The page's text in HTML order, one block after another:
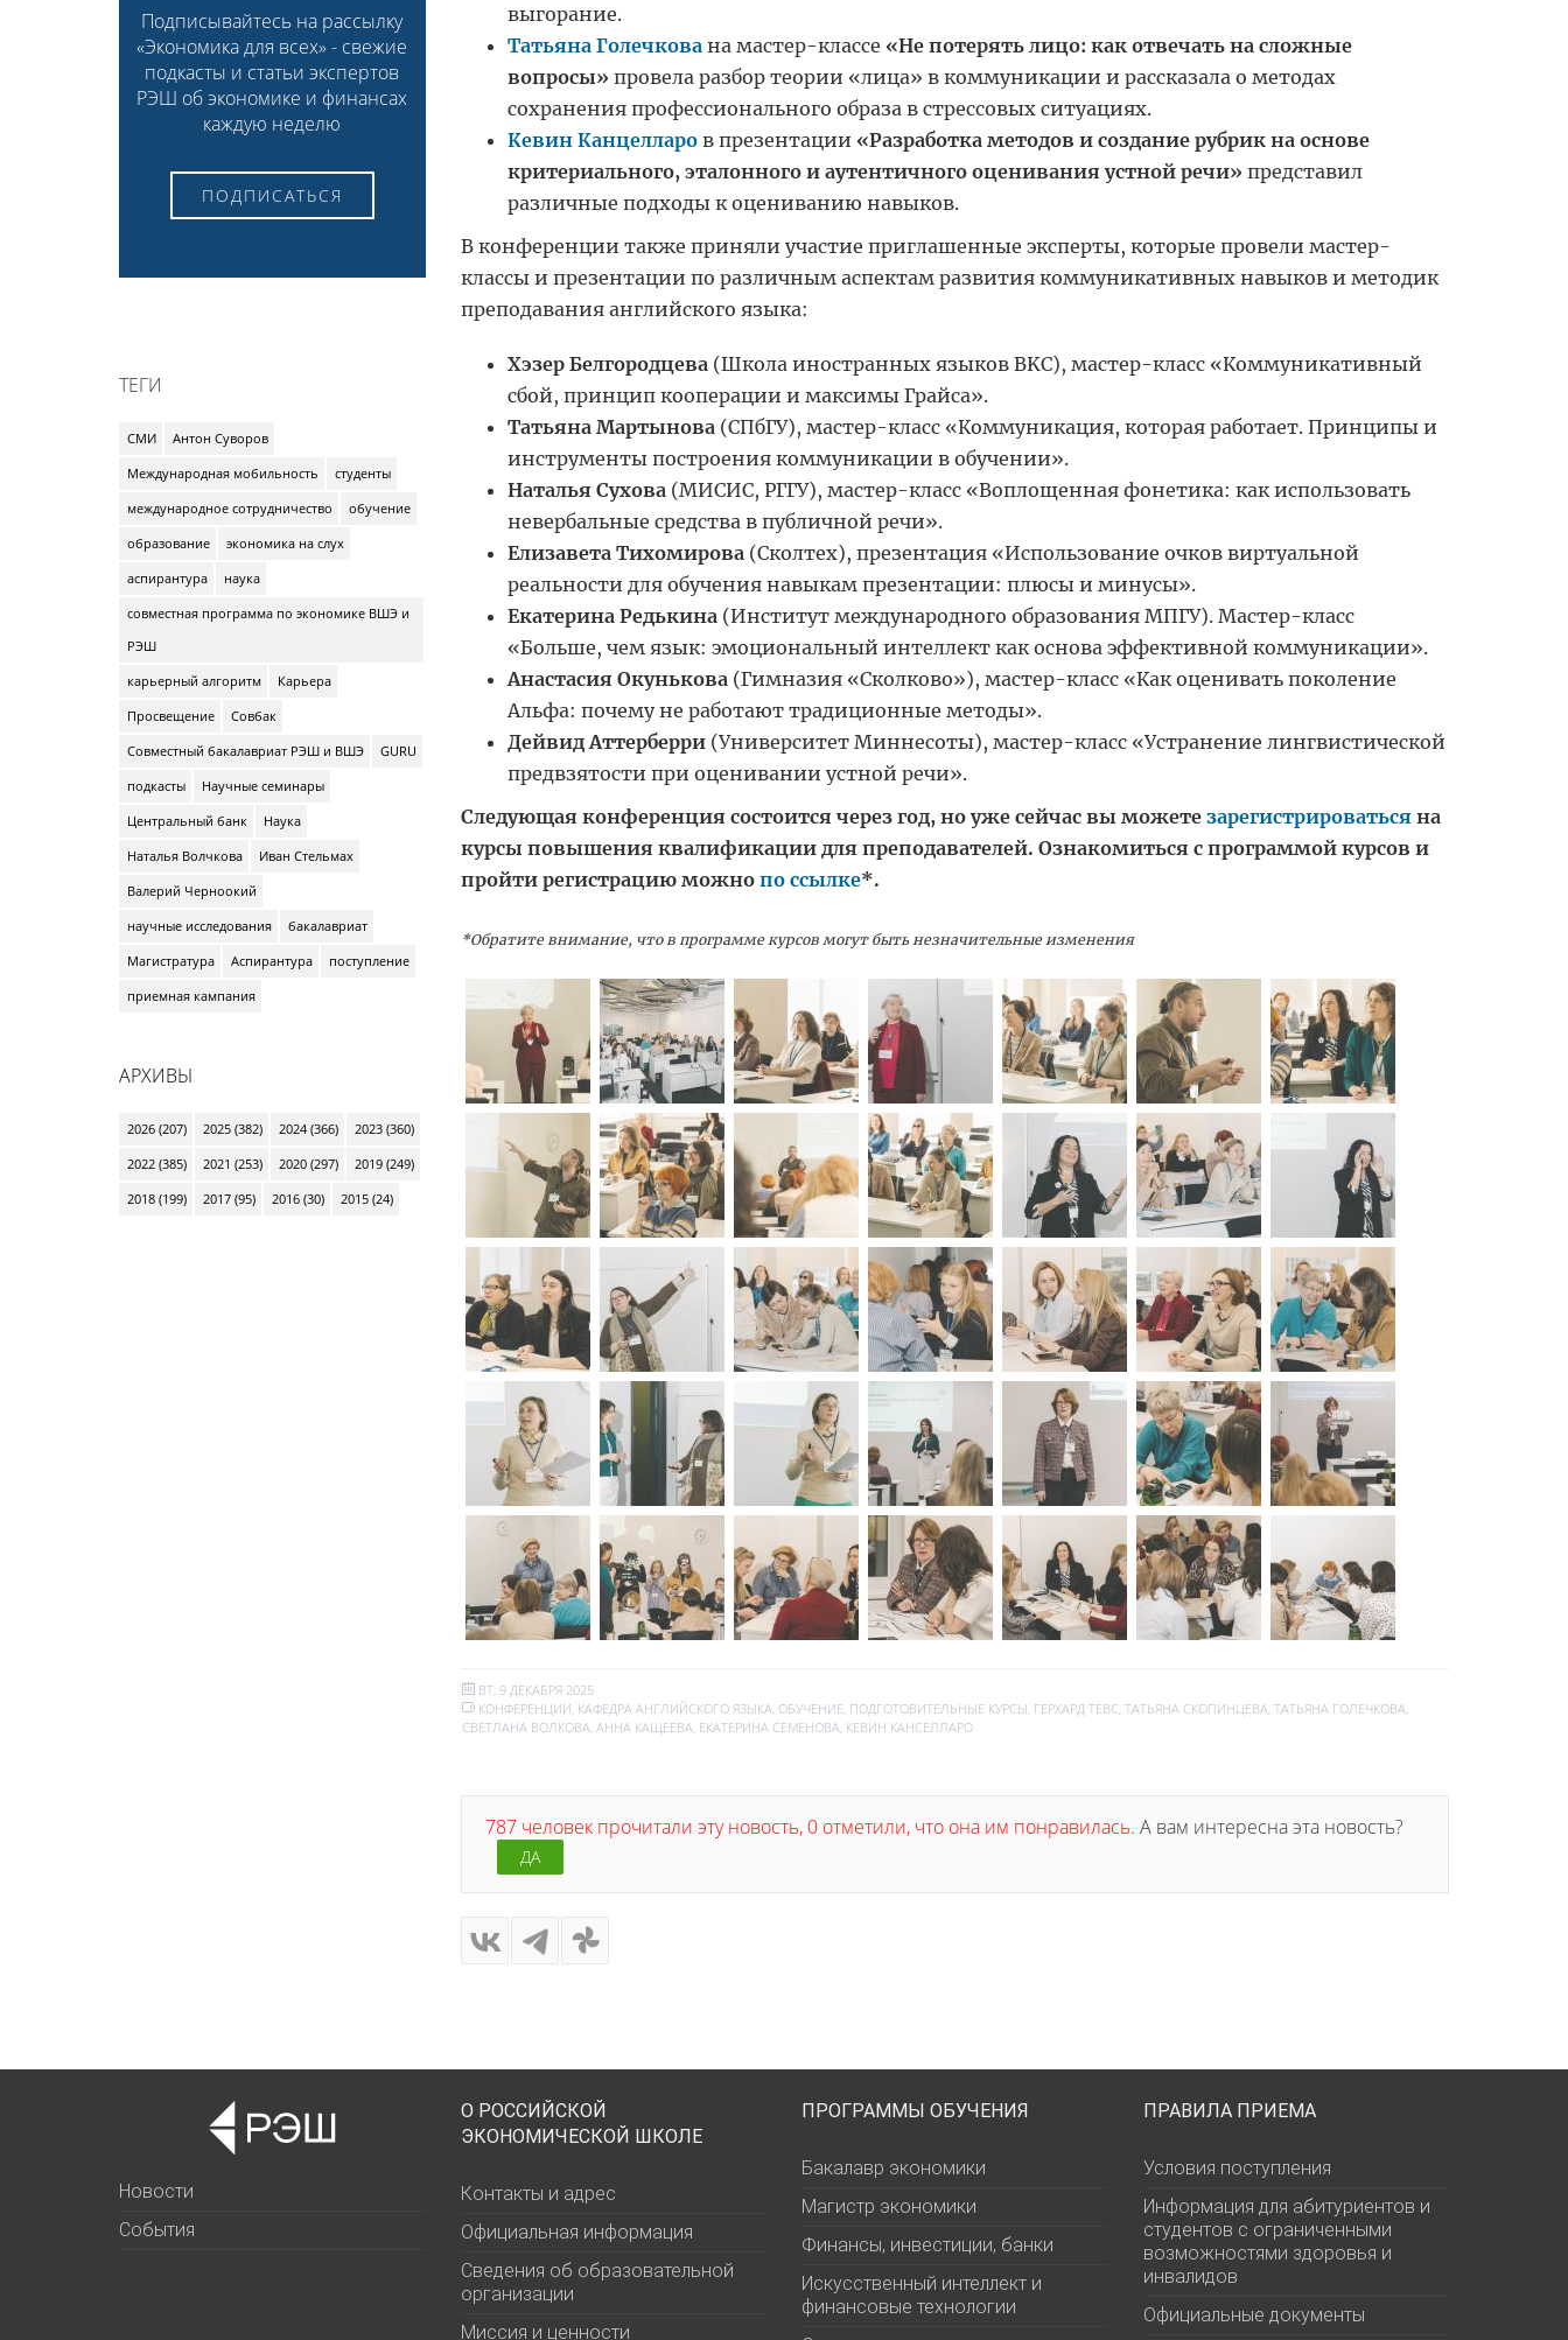
выгорание.
Татьяна Голечкова на мастер-классе «Не потерять лицо: как отвечать на сложные
вопросы» провела разбор теории «лица» в коммуникации и рассказала о методах
сохранения профессионального образа в стрессовых ситуациях.
Кевин Канцелларов презентации «Разработка методов и создание рубрик на основе
критериального, эталонного и аутентичного оценивания устной речи» представил
различные подходы к оцениванию навыков.
В конференции также приняли участие приглашенные эксперты, которые провели мастер-
классы и презентации по различным аспектам развития коммуникативных навыков и методик
преподавания английского языка:
Хэзер Белгородцева (Школа иностранных языков BKC), мастер-класс «Коммуникативный
сбой, принцип кооперации и максимы Грайса».
Татьяна Мартынова (СПбГУ), мастер-класс «Коммуникация, которая работает. Принципы и
инструменты построения коммуникации в обучении».
Наталья Сухова (МИСИС, РГГУ), мастер-класс «Воплощенная фонетика: как использовать
невербальные средства в публичной речи».
Елизавета Тихомирова (Сколтех), презентация «Использование очков виртуальной
реальности для обучения навыкам презентации: плюсы и минусы».
Екатерина Редькина (Институт международного образования МПГУ). Мастер-класс
«Больше, чем язык: эмоциональный интеллект как основа эффективной коммуникации».
Анастасия Окунькова (Гимназия «Сколково»), мастер-класс «Как оценивать поколение
Альфа: почему не работают традиционные методы».
Дейвид Аттерберри(Университет Миннесоты), мастер-класс «Устранение лингвистической
предвзятости при оценивании устной речи».
Следующая конференция состоится через год, но уже сейчас вы можете зарегистрироваться на
курсы повышения квалификации для преподавателей. Ознакомиться с программой курсов и
пройти регистрацию можно по ссылке*.
*Обратите внимание, что в программе курсов могут быть незначительные изменения
ВТ, 9 ДЕКАБРЯ 2025
КОНФЕРЕНЦИИ КАФЕДРА АНГЛИЙСКОГО ЯЗЫКА ОБУЧЕНИЕ ПОДГОТОВИТЕЛЬНЫЕ КУРСЫ ГЕРХАРД ТЕВС ТАТЬЯНА СКОПИНЦЕВА ТАТЬЯНА ГОЛЕЧКОВА
СВЕТЛАНА ВОЛКОВА АННА КАЩЕЕВА ЕКАТЕРИНА СЕМЕНОВА КЕВИН КАНСЕЛЛАРО
787 человек прочитали эту новость, 0 отметили, что она им понравилась. А вам интересна эта новость?
ДА
Подписывайтесь на рассылку
«Экономика для всех» - свежие
подкасты и статьи экспертов
РЭШ об экономике и финансах
каждую неделю
ПОДПИСАТЬСЯ
ТЕГИ
СМИ
Антон Суворов
Международная мобильность
студенты
международное сотрудничество
обучение
образование
экономика на слух
аспирантура
наука
совместная программа по экономике ВШЭ и
РЭШ
карьерный алгоритм
Карьера
Просвещение
Совбак
Совместный бакалавриат РЭШ и ВШЭ
GURU
подкасты
Научные семинары
Центральный банк
Наука
Наталья Волчкова
Иван Стельмах
Валерий Черноокий
научные исследования
бакалавриат
Магистратура
Аспирантура
поступление
приемная кампания
АРХИВЫ
2026 (207) 2025 (382) 2024 (366)
2023 (360)
2022 (385)
2021 (253) 2020 (297)
2019 (249)
2018 (199)
2017 (95) 2016 (30) 2015 (24)
Новости
События
О РОССИЙСКОЙ
ЭКОНОМИЧЕСКОЙ ШКОЛЕ
Контакты и адрес
Официальная информация
Сведения об образовательной
организации
Миссия и ценности
ПРОГРАММЫ ОБУЧЕНИЯ
Бакалавр экономики
Магистр экономики
Финансы, инвестиции, банки
Искусственный интеллект и
финансовые технологии
ПРАВИЛА ПРИЕМА
Условия поступления
Информация для абитуриентов и
студентов с ограниченными
возможностями здоровья и
инвалидов
Официальные документы